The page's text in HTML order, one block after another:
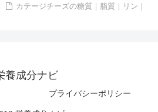
カテージチーズの糖質｜脂質｜リン｜
養成分ナビ
プライバシーポリシー